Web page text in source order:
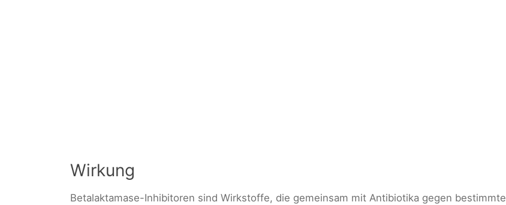
Wirkung
Betalaktamase-Inhibitoren sind Wirkstoffe, die gemeinsam mit Antibiotika gegen bestimmte